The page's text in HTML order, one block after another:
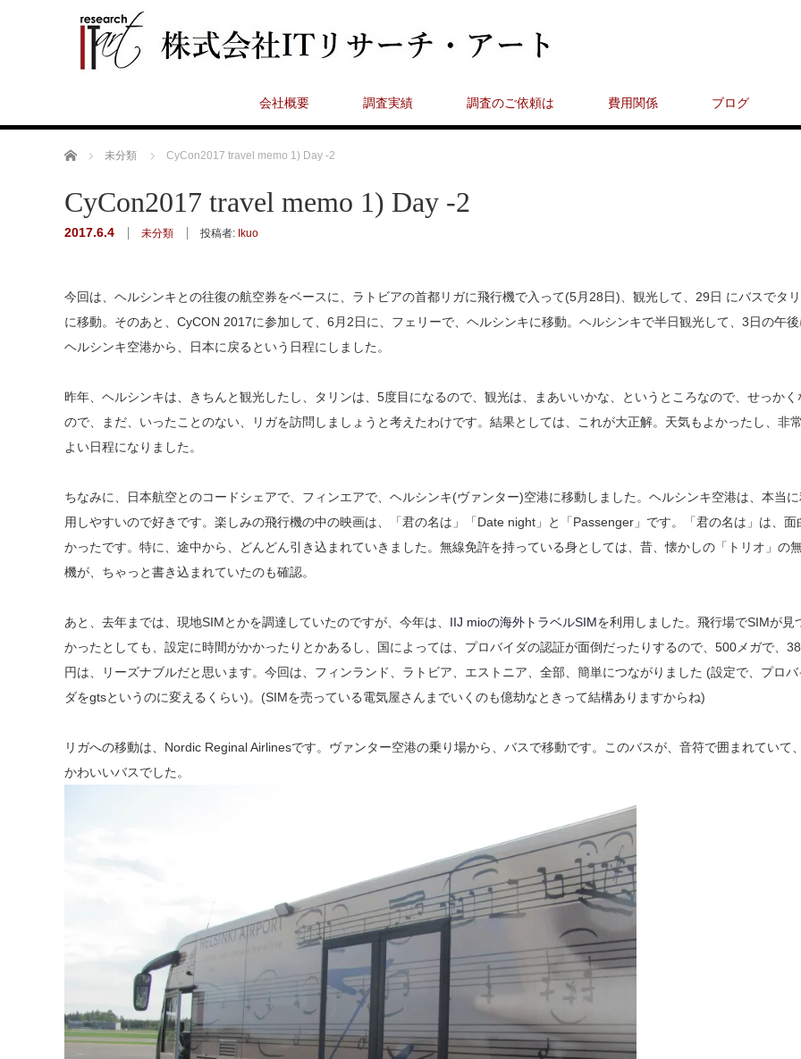
会社概要 調査実績 調査のご依頼は 費用関係 ブログ
ホーム 未分類 CyCon2017 travel memo 1) Day -2
CyCon2017 travel memo 1) Day -2
2017.6.4 未分類 投稿者: Ikuo
今回は、ヘルシンキとの往復の航空券をベースに、ラトビアの首都リガに飛行機で入って(5月28日)、観光して、29日 にバスでタ
に移動。そのあと、CyCON 2017に参加して、6月2日に、フェリーで、ヘルシンキに移動。ヘルシンキで半日観光して、3日の午
ヘルシンキ空港から、日本に戻るという日程にしました。
昨年、ヘルシンキは、きちんと観光したし、タリンは、5度目になるので、観光は、まあいいかな、というところなので、せっかく
ので、まだ、いったことのない、リガを訪問しましょうと考えたわけです。結果としては、これが大正解。天気もよかったし、非
よい日程になりました。
ちなみに、日本航空とのコードシェアで、フィンエアで、ヘルシンキ(ヴァンター)空港に移動しました。ヘルシンキ空港は、本当
用しやすいので好きです。楽しみの飛行機の中の映画は、「君の名は」「Date night」と「Passenger」です。「君の名は」は、面
かったです。特に、途中から、どんどん引き込まれていきました。無線免許を持っている身としては、昔、懐かしの「トリオ」の
機が、ちゃっと書き込まれていたのも確認。
あと、去年までは、現地SIMとかを調達していたのですが、今年は、 IIJ mioの海外トラベルSIMを利用しました。飛行場でSIMが見
かったとしても、設定に時間がかかったりとかあるし、国によっては、プロバイダの認証が面倒だったりするので、500メガで、
円は、リーズナブルだと思います。今回は、フィンランド、ラトビア、エストニア、全部、簡単につながりました (設定で、プロバ
ダをgtsというのに変えるくらい)。(SIMを売っている電気屋さんまでいくのも億劫なときって結構ありますからね)
リガへの移動は、Nordic Reginal Airlinesです。ヴァンター空港の乗り場から、バスで移動です。このバスが、音符で囲まれていて
かわいいバスでした。